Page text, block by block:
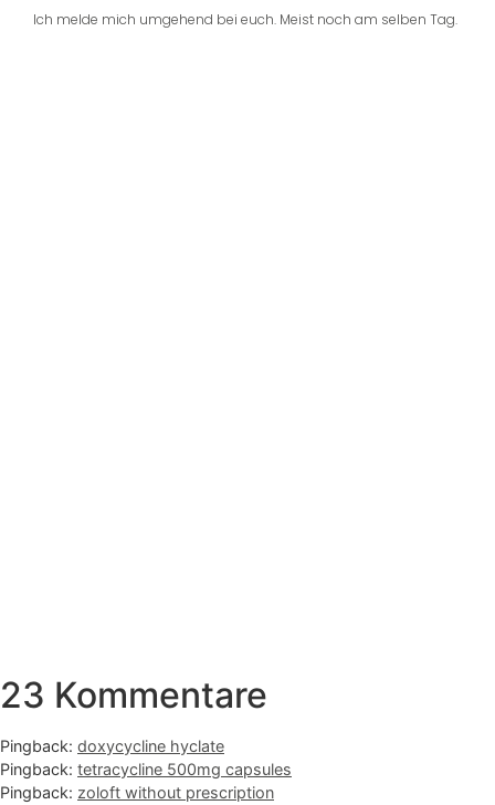
Ich melde mich umgehend bei euch. Meist noch am selben Tag.
23 Kommentare
Pingback: doxycycline hyclate
Pingback: tetracycline 500mg capsules
Pingback: zoloft without prescription